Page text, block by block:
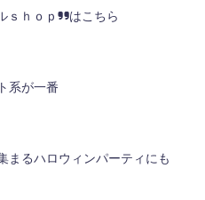
ｓｈｏｐ”はこちら
系が一番
まるハロウィンパーティにも